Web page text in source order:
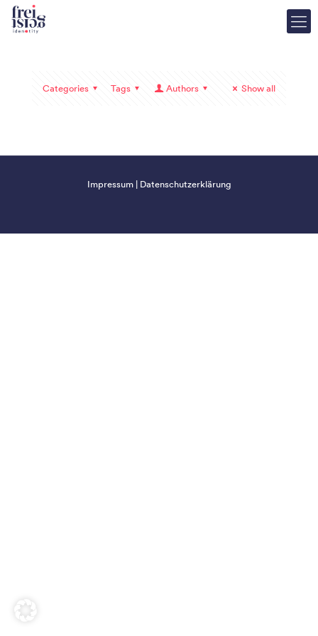
Categories Tags Authors Show all
Impressum| Datenschutzerklärung